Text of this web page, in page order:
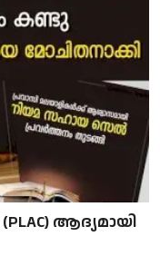
ആദ്യമായി